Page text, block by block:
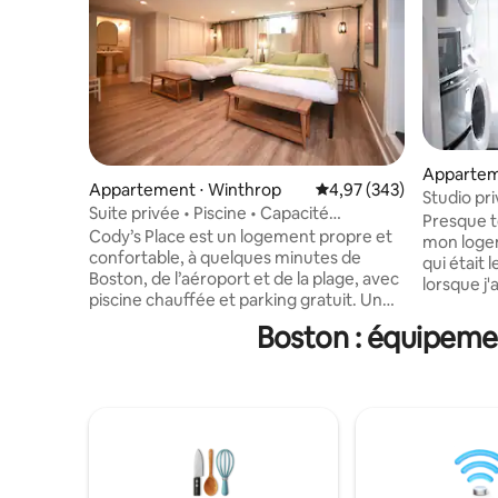
Appartement ⋅ Winthrop Évaluation moyenne
4,97 (343)
Suite privée • Piscine • Capacité
d'hébergement de 4 personnes • Boston
• Aéroport
Cody’s Place est un logement propre et
confortable, à quelques minutes de
Boston, de l’aéroport et de la plage, avec
piscine chauffée et parking gratuit. Un
hébergement soigné pour un séjour
agréable et sans stress, parfait pour les
directement en face de l’océan. Profitez
de l’air marin frais, des levers de soleil et
d’un restaurant à quelques pas • À
Studio
et
Presque
mon
qui était
lorsque j'ai
de 300
dispose
l'allée et
cour
Boston :